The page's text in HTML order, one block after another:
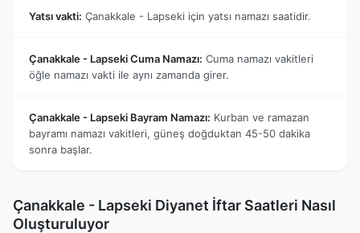
Yatsı vakti: Çanakkale - Lapseki için yatsı namazı saatidir.
Çanakkale - Lapseki Cuma Namazı: Cuma namazı vakitleri
öğle namazı vakti ile aynı zamanda girer.
Çanakkale - Lapseki Bayram Namazı: Kurban ve ramazan
bayramı namazı vakitleri, güneş doğduktan 45-50 dakika
sonra başlar.
Çanakkale - Lapseki Diyanet İftar Saatleri Nasıl
Oluşturuluyor